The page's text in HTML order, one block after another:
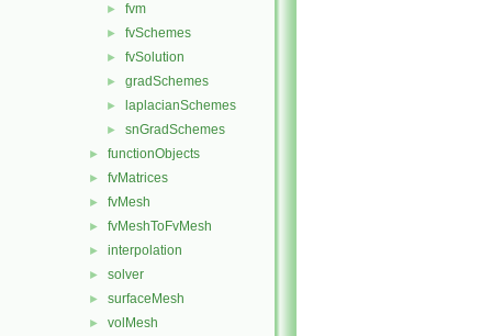
► fvm
► fvSchemes
► fvSolution
► gradSchemes
► laplacianSchemes
► snGradSchemes
► functionObjects
► fvMatrices
► fvMesh
► fvMeshToFvMesh
► interpolation
► solver
► surfaceMesh
► volMesh